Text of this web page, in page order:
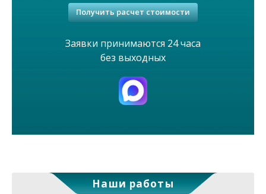
Получить расчет стоимости
Заявки принимаются 24 часа
без выходных
Наши работы